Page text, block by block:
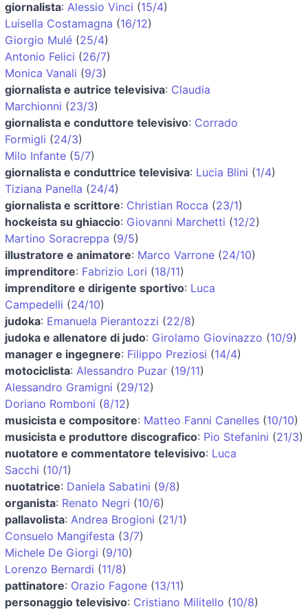
giornalista: Alessio Vinci (15/4)
Luisella Costamagna (16/12)
Giorgio Mulé (25/4)
Antonio Felici (26/7)
Monica Vanali (9/3)
giornalista e autrice televisiva: Claudia
Marchionni (23/3)
giornalista e conduttore televisivo: Corrado
Formigli (24/3)
Milo Infante (5/7)
giornalista e conduttrice televisiva: Lucia Blini (1/4)
Tiziana Panella (24/4)
giornalista e scrittore: Christian Rocca (23/1)
hockeista su ghiaccio: Giovanni Marchetti (12/2)
Martino Soracreppa (9/5)
illustratore e animatore: Marco Varrone (24/10)
imprenditore: Fabrizio Lori (18/11)
imprenditore e dirigente sportivo: Luca
Campedelli (24/10)
judoka: Emanuela Pierantozzi (22/8)
judoka e allenatore di judo: Girolamo Giovinazzo (10/9)
manager e ingegnere: Filippo Preziosi (14/4)
motociclista: Alessandro Puzar (19/11)
Alessandro Gramigni (29/12)
Doriano Romboni (8/12)
musicista e compositore: Matteo Fanni Canelles (10/10)
musicista e produttore discografico: Pio Stefanini (21/3)
nuotatore e commentatore televisivo: Luca
Sacchi (10/1)
nuotatrice: Daniela Sabatini (9/8)
organista: Renato Negri (10/6)
pallavolista: Andrea Brogioni (21/1)
Consuelo Mangifesta (3/7)
Michele De Giorgi (9/10)
Lorenzo Bernardi (11/8)
pattinatore: Orazio Fagone (13/11)
personaggio televisivo: Cristiano Militello (10/8)